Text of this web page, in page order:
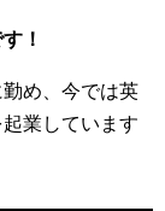
！
勤め、今では英
業しています